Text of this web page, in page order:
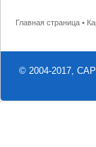
Главная страница •
© 2004-2017,